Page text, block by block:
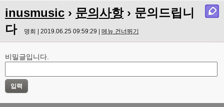
inusmusic › 문의사항› 문의드립니
다
명희 | 2019.06.25 09:59:29 | 메뉴 건너뛰기
비밀글입니다.